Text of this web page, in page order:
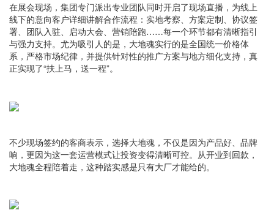
在展会现场，集团专门派出专业团队同时开启了现场直播，为线上
线下的意向客户详细讲解合作流程：实地考察、方案定制、协议签
署、团队入驻、启动大会、营销陪跑……每一个环节都有清晰指引
与强力支持。尤为吸引人的是，大地魂实行的是全国统一价格体
系，严格市场纪律，并提供针对性的推广方案与地方细化支持，真
正实现了“扶上马，送一程”。
不少现场签约的客商表示，选择大地魂，不仅是因为产品好、品牌
响，更因为这一套运营模式让投资变得清晰可控。从开业到回款，
大地魂全程陪着走，这种踏实感是只有大厂才能给的。